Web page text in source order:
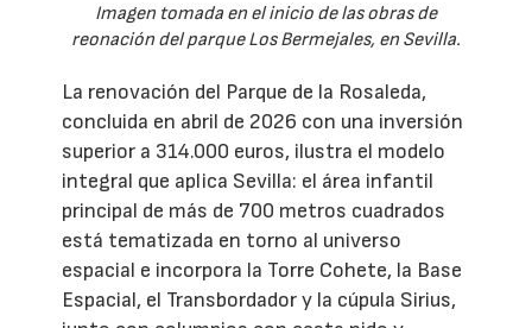
Imagen tomada en el inicio de las obras de
reonación del parque Los Bermejales, en Sevilla.
La renovación del Parque de la Rosaleda,
concluida en abril de 2026 con una inversión
superior a 314.000 euros, ilustra el modelo
integral que aplica Sevilla: el área infantil
principal de más de 700 metros cuadrados
está tematizada en torno al universo
espacial e incorpora la Torre Cohete, la Base
Espacial, el Transbordador y la cúpula Sirius,